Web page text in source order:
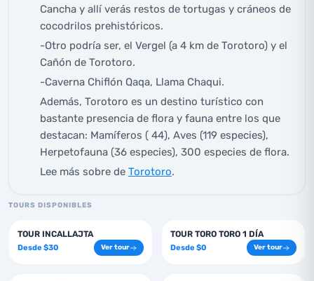
Cancha y allí verás restos de tortugas y cráneos de
cocodrilos prehistóricos.
-Otro podría ser, el Vergel (a 4 km de Torotoro) y el
Cañón de Torotoro.
-Caverna Chiflón Qaqa, Llama Chaqui.
Además, Torotoro es un destino turístico con
bastante presencia de flora y fauna entre los que
destacan: Mamíferos ( 44), Aves (119 especies),
Herpetofauna (36 especies), 300 especies de flora.
Lee más sobre de Torotoro.
TOURS DISPONIBLES
1 días
TOUR INCALLAJTA
Desde $30 Ver tour
1 días
TOUR TORO TORO 1 DÍA
Desde $0 Ver tour